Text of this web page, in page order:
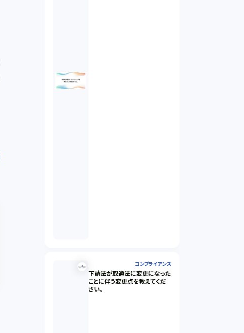
コンプライアンス
下請法が取適法に変更になった
ことに伴う変更点を教えてくだ
さい。